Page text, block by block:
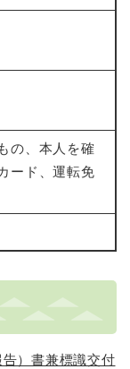
の、本人を確
ード、運転免
）書兼標識交付